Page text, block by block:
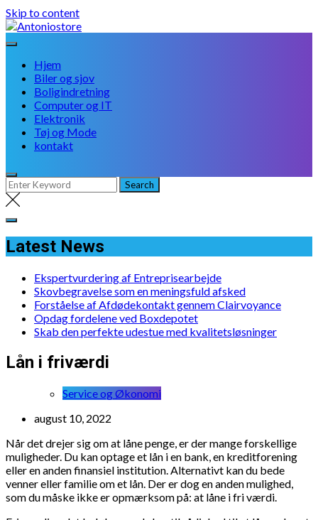
Skip to content
Hjem
Biler og sjov
Boligindretning
Computer og IT
Elektronik
Tøj og Mode
kontakt
Latest News
Ekspertvurdering af Entreprisearbejde
Skovbegravelse som en meningsfuld afsked
Forståelse af Afdødekontakt gennem Clairvoyance
Opdag fordelene ved Boxdepotet
Skab den perfekte udestue med kvalitetsløsninger
Lån i friværdi
Service og Økonomi
august 10, 2022
Når det drejer sig om at låne penge, er der mange forskellige
muligheder. Du kan optage et lån i en bank, en kreditforening
eller en anden finansiel institution. Alternativt kan du bede
venner eller familie om et lån. Der er dog en anden mulighed,
som du måske ikke er opmærksom på: at låne i fri værdi.